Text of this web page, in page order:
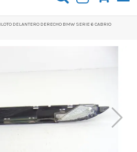
DELANTERO DERECHO BMW SERIE 6 CABRIO